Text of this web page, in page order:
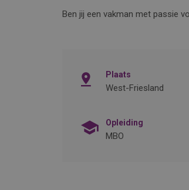
Ben jij een vakman met passie
Plaats
West-Friesland
Opleiding
MBO